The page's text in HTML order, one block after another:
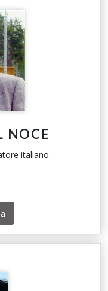
NOCE
italiano.